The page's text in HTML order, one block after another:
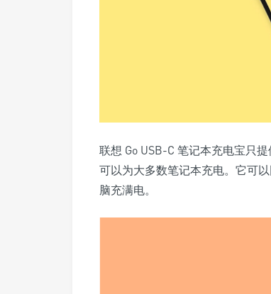
联想 Go USB-C 笔记本充电宝只
可以为大多数笔记本充电。它可
脑充满电。